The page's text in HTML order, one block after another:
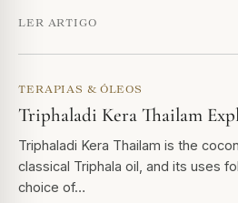
LER ARTIGO
TERAPIAS & ÓLEOS
Triphaladi Kera Thailam
Triphaladi Kera Thailam is the
classical Triphala oil, and its uses
choice of…